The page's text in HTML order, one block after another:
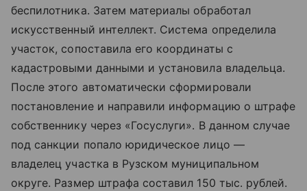
беспилотника. Затем материалы обработал
искусственный интеллект. Система определила
участок, сопоставила его координаты с
кадастровыми данными и установила владельца.
После этого автоматически сформировали
постановление и направили информацию о штрафе
собственнику через «Госуслуги». В данном случае
под санкции попало юридическое лицо —
владелец участка в Рузском муниципальном
округе. Размер штрафа составил 150 тыс. рублей.